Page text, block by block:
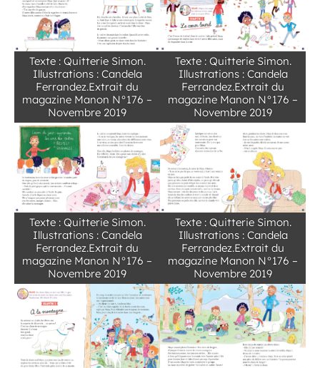
Texte : Quitterie Simon.
Illustrations : Candela
Ferrandez.Extrait du
magazine Manon N°176 –
Novembre 2019
Texte : Quitterie Simon.
Illustrations : Candela
Ferrandez.Extrait du
magazine Manon N°176 –
Novembre 2019
Texte : Quitterie Simon.
Illustrations : Candela
Ferrandez.Extrait du
magazine Manon N°176 –
Novembre 2019
Texte : Quitterie Simon.
Illustrations : Candela
Ferrandez.Extrait du
magazine Manon N°176 –
Novembre 2019